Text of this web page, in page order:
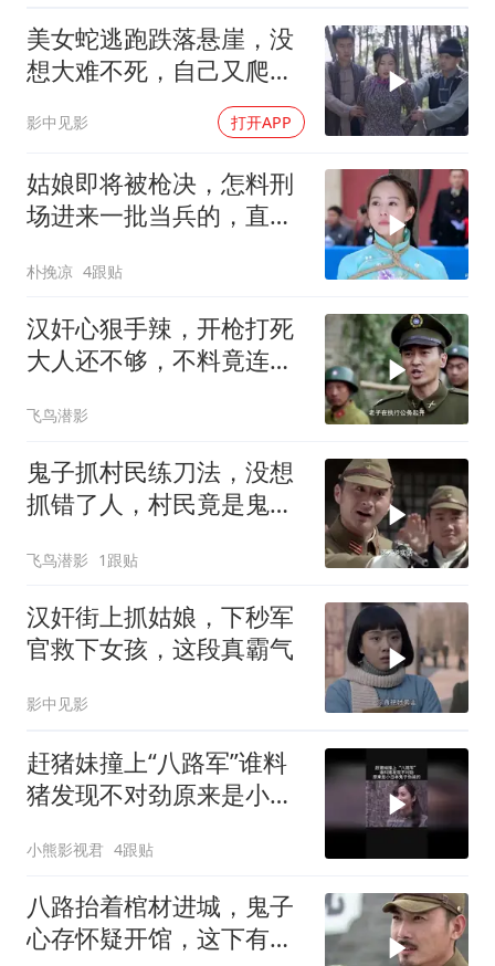
美女蛇逃跑跌落悬崖，没
想大难不死，自己又爬了
影中见影 打开APP
姑娘即将被枪决，怎料刑
场进来一批当兵的，直接
朴挽凉 4跟贴
汉奸心狠手辣，开枪打死
大人还不够，不料竟连小
飞鸟潜影
鬼子抓村民练刀法，没想
抓错了人，村民竟是鬼子
飞鸟潜影 1跟贴
汉奸街上抓姑娘，下秒军
官救下女孩，这段真霸气
影中见影
赶猪妹撞上“八路军”谁料
猪发现不对劲原来是小日
小熊影视君 4跟贴
八路抬着棺材进城，鬼子
心存怀疑开馆，这下有好